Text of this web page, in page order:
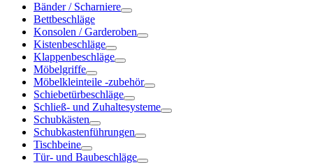
Bänder / Scharniere
Bettbeschläge
Konsolen / Garderoben
Kistenbeschläge
Klappenbeschläge
Möbelgriffe
Möbelkleinteile -zubehör
Schiebetürbeschläge
Schließ- und Zuhaltesysteme
Schubkästen
Schubkastenführungen
Tischbeine
Tür- und Baubeschläge